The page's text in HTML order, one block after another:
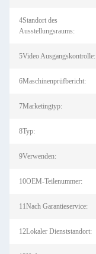
4Standort des
Ausstellungsraums:
5Video Ausgangskontrolle:
6Maschinenprüfbericht:
7Marketingtyp:
8Typ:
9Verwenden:
10OEM-Teilenummer:
11Nach Garantieservice:
12Lokaler Dienststandort: